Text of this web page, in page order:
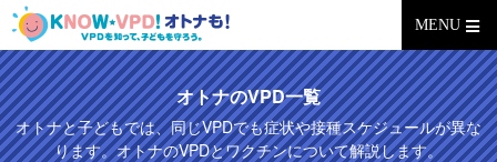
MENU
オトナのVPD一覧
オトナと子どもでは、同じVPDでも症状や接種スケジュールが異な
ります。オトナのVPDとワクチンについて解説します。